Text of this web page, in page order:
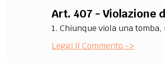
Art. 407 - Violazione
1. Chiunque viola una
Leggi Il Commento ->